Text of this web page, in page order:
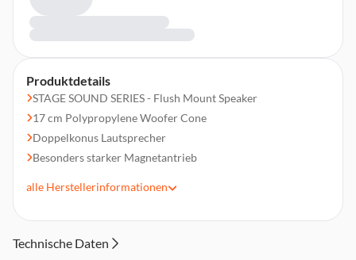
Produktdetails
STAGE SOUND SERIES - Flush Mount Speaker
17 cm Polypropylene Woofer Cone
Doppelkonus Lautsprecher
Besonders starker Magnetantrieb
Abmessungen: 165 x 165 x 49,4 mm
alle Herstellerinformationen
Technische Daten